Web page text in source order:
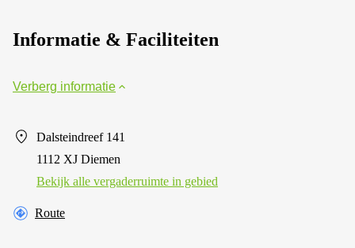
Informatie & Faciliteiten
Verberg informatie
Dalsteindreef 141
1112 XJ Diemen
Bekijk alle vergaderruimte in gebied
Route